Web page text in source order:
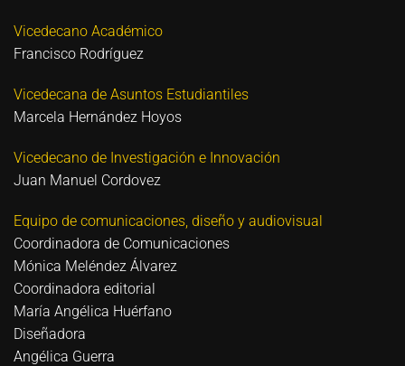
Vicedecano Académico
Francisco Rodríguez
Vicedecana de Asuntos Estudiantiles
Marcela Hernández Hoyos
Vicedecano de Investigación e Innovación
Juan Manuel Cordovez
Equipo de comunicaciones, diseño y audiovisual
Coordinadora de Comunicaciones
Mónica Meléndez Álvarez
Coordinadora editorial
María Angélica Huérfano
Diseñadora
Angélica Guerra